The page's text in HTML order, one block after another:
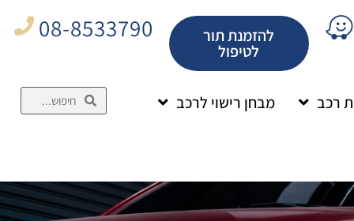
להזמנת תור
לטיפול
08-8533790
רכב מבחן רישוי לרכב